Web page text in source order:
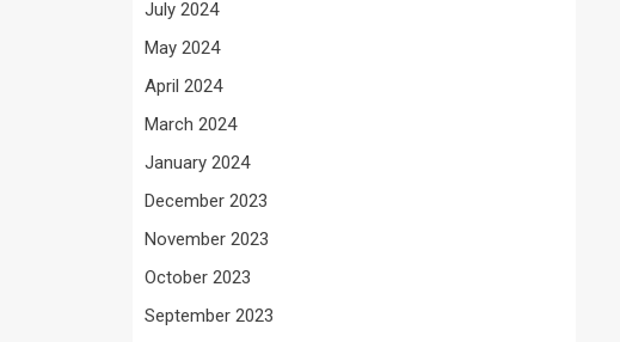
July 2024
May 2024
April 2024
March 2024
January 2024
December 2023
November 2023
October 2023
September 2023